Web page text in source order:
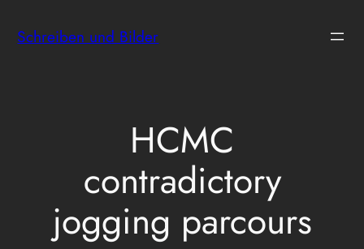
Inhalt
Schreiben und Bilder
HCMC
contradictory
jogging parcours